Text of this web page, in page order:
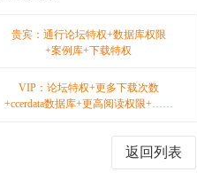
贵宾：通行论坛特权+数据库权限
+案例库+下载特权
VIP：论坛特权+更多下载次数
+ccerdata数据库+更高阅读权限+……
返回列表